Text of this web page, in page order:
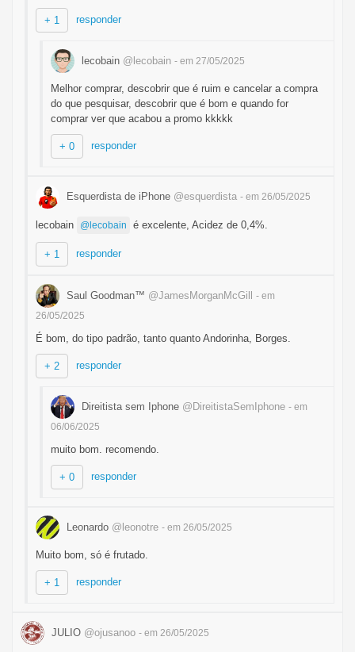
+ 1 responder
lecobain @lecobain - em 27/05/2025
Melhor comprar, descobrir que é ruim e cancelar a compra
do que pesquisar, descobrir que é bom e quando for
comprar ver que acabou a promo kkkkk
+ 0 responder
Esquerdista de iPhone @esquerdista - em 26/05/2025
lecobain @lecobain é excelente, Acidez de 0,4%.
+ 1 responder
Saul Goodman™ @JamesMorganMcGill - em
26/05/2025
É bom, do tipo padrão, tanto quanto Andorinha, Borges.
+ 2 responder
Direitista sem Iphone @DireitistaSemIphone - em
06/06/2025
muito bom. recomendo.
+ 0 responder
Leonardo @leonotre - em 26/05/2025
Muito bom, só é frutado.
+ 1 responder
JULIO @ojusanoo - em 26/05/2025